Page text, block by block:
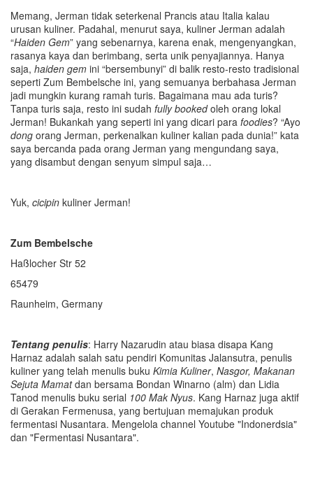
Memang, Jerman tidak seterkenal Prancis atau Italia kalau
urusan kuliner. Padahal, menurut saya, kuliner Jerman adalah
“Haiden Gem” yang sebenarnya, karena enak, mengenyangkan,
rasanya kaya dan berimbang, serta unik penyajiannya. Hanya
saja, haiden gem ini “bersembunyi” di balik resto-resto tradisional
seperti Zum Bembelsche ini, yang semuanya berbahasa Jerman
jadi mungkin kurang ramah turis. Bagaimana mau ada turis?
Tanpa turis saja, resto ini sudah fully bookedoleh orang lokal
Jerman! Bukankah yang seperti ini yang dicari para foodies? “Ayo
dong orang Jerman, perkenalkan kuliner kalian pada dunia!” kata
saya bercanda pada orang Jerman yang mengundang saya,
yang disambut dengan senyum simpul saja…
Yuk, cicipin kuliner Jerman!
Zum Bembelsche
Haßlocher Str 52
65479
Raunheim, Germany
Tentang penulis: Harry Nazarudin atau biasa disapa Kang
Harnaz adalah salah satu pendiri Komunitas Jalansutra, penulis
kuliner yang telah menulis buku Kimia Kuliner, Nasgor, Makanan
Sejuta Mamatdan bersama Bondan Winarno (alm) dan Lidia
Tanod menulis buku serial 100 Mak Nyus. Kang Harnaz juga aktif
di Gerakan Fermenusa, yang bertujuan memajukan produk
fermentasi Nusantara. Mengelola channel Youtube "Indonerdsia"
dan "Fermentasi Nusantara".